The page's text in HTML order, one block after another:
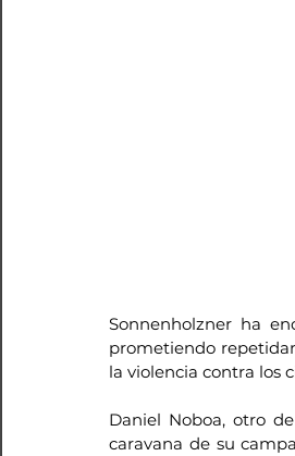
Sonnenholzner ha
prometiendo
la violencia contra los
Daniel Noboa, otro
caravana de su